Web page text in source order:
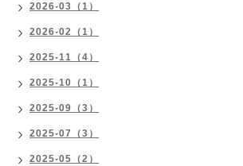
2026-03（1）
2026-02（1）
2025-11（4）
2025-10（1）
2025-09（3）
2025-07（3）
2025-05（2）